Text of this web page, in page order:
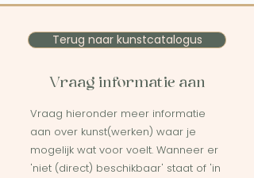
Terug naar kunstcatalogus
Vraag informatie aan
Vraag hieronder meer informatie
aan over kunst(werken) waar je
mogelijk wat voor voelt. Wanneer er
'niet (direct) beschikbaar' staat of 'in